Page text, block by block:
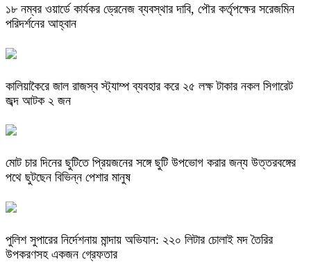
১৮ নম্বর ওয়ার্ডে কার্যকর ড্রেনেজ ব্যবস্থার দাবি, পৌর কর্তৃপক্ষের সরেজমিন
পরিদর্শনের আহ্বান
কালিয়াকৈরে জাল রাজস্ব স্ট্যাম্প ব্যবহার করে ২৫ লক্ষ টাকার নকল সিগারেট
জব্দ আটক ২ জন
মোট চার দিনের ছুটিতে প্রিয়জনের সঙ্গে ছুটি উপভোগ করার জন্য উত্তরবঙ্গের
পথে ছুটছেন বিভিন্ন পেশার মানুষ
পুলিশ সুপারের নির্দেশনায় মান্দায় অভিযান: ২২০ লিটার চোলাই মদ তৈরির
উপকরণসহ একজন গ্রেফতার